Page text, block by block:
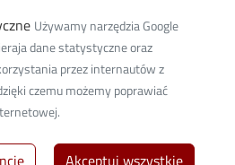
Używamy narzędzia Google
dane statystyczne oraz
przez internautów z
czemu możemy poprawiać
Akceptuj wszystkie
Studenci
Uczelnia
Współpraca